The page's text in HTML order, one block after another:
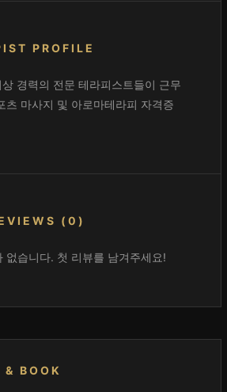
PROFILE
경력의 전문 테라피스트들이 근무
츠 마사지 및 아로마테라피 자격증
(0)
없습니다. 첫 리뷰를 남겨주세요!
BOOK